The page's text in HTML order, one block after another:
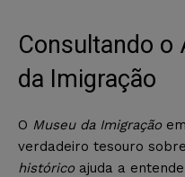
Consultando o
da Imigração
O Museu da Imigração em
verdadeiro tesouro
histórico ajuda a